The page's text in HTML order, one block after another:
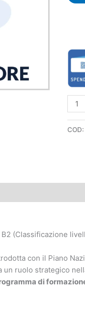
COD:
(Classificazione
con il Piano
ruolo strategico
di